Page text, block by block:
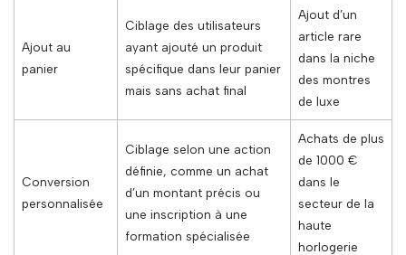
Ajout au
panier
Ciblage des utilisateurs
ayant ajouté un produit
spécifique dans leur panier
mais sans achat final
Ajout d’un
article rare
dans la niche
des montres
de luxe
Conversion
personnalisée
Ciblage selon une action
définie, comme un achat
d’un montant précis ou
une inscription à une
formation spécialisée
Achats de plus
de 1000 €
dans le
secteur de la
haute
horlogerie